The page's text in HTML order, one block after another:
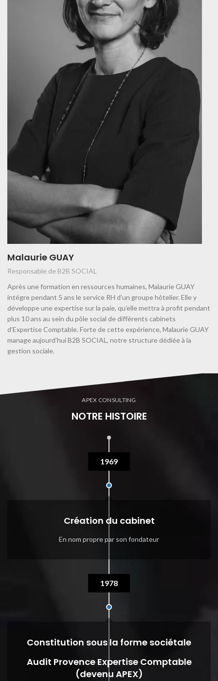
Malaurie GUAY
Responsable de B2B SOCIAL
Après une formation en ressources humaines, Malaurie GUAY
intégre pendant 5 ans le service RH d’un groupe hôtelier. Elle y
développe une expertise sur la paie, qu’elle mettra à profit pendant
plus 10 ans au sein du pôle social de différents cabinets
d’Expertise Comptable. Forte de cette expérience, Malaurie GUAY
manage aujourd’hui B2B SOCIAL, notre structure dédiée à la
gestion sociale.
APEX CONSULTING
NOTRE HISTOIRE
1969
Création du cabinet
En nom propre par son fondateur
1978
Constitution sous la forme sociétale
Audit Provence Expertise Comptable
(devenu APEX)